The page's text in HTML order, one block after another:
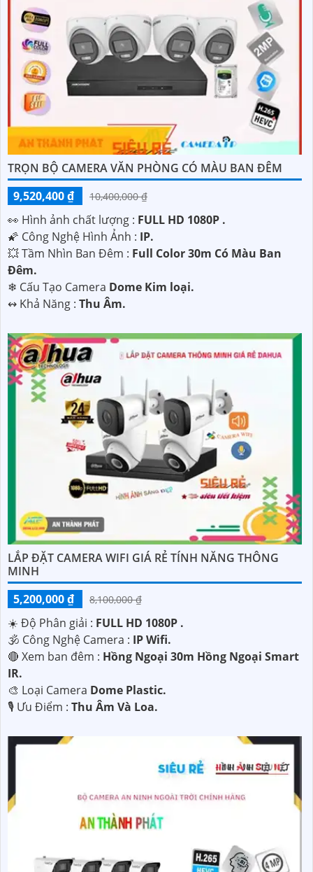
TRỌN BỘ CAMERA VĂN PHÒNG CÓ MÀU BAN ĐÊM
9,520,400 ₫
10,400,000 ₫
️👀 Hình ảnh chất lượng : FULL HD 1080P .
🌠 Công Nghệ Hình Ảnh : IP.
💥 Tầm Nhìn Ban Đêm : Full Color 30m Có Màu Ban
Ðêm.
❄ Cấu Tạo Camera Dome Kim loại.
️↭ Khả Năng : Thu Âm.
LẮP ĐẶT CAMERA WIFI GIÁ RẺ TÍNH NĂNG THÔNG
MINH
5,200,000 ₫
8,100,000 ₫
☀️ Độ Phân giải : FULL HD 1080P .
🕉️ Công Nghệ Camera : IP Wifi.
🔴 Xem ban đêm : Hồng Ngoại 30m Hồng Ngoại Smart
IR.
🎨 Loại Camera Dome Plastic.
️🎙 Ưu Điểm : Thu Âm Và Loa.